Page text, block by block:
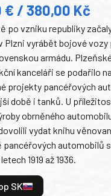
€ / 380,00 Kč
po vzniku republiky
Plzni vyrábět bojové vozy
armádu.
kanceláři se podařilo
projekty pancéřových
době i tanků. U
obrněného
vydat knihu
pancéřových automobilů
1919 až 1936.
SK